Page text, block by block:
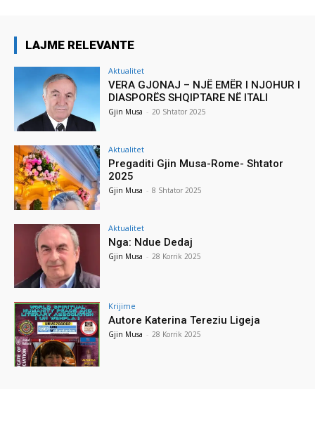
LAJME RELEVANTE
Aktualitet
VERA GJONAJ – NJË EMËR I NJOHUR I
DIASPORËS SHQIPTARE NË ITALI
Gjin Musa - 20 Shtator 2025
Aktualitet
Pregaditi Gjin Musa-Rome- Shtator
2025
Gjin Musa - 8 Shtator 2025
Aktualitet
Nga: Ndue Dedaj
Gjin Musa - 28 Korrik 2025
Krijime
Autore Katerina Tereziu Ligeja
Gjin Musa - 28 Korrik 2025